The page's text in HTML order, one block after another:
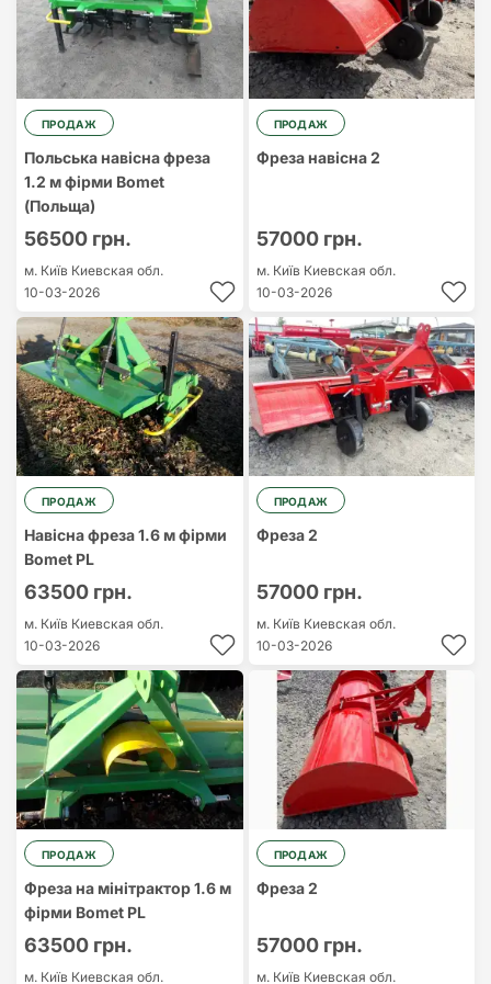
ПРОДАЖ
Польська навісна фреза
1.2 м фірми Bomet
(Польща)
56500 грн.
м. Київ Киевская обл.
10-03-2026
ПРОДАЖ
Фреза навісна 2
57000 грн.
м. Київ Киевская обл.
10-03-2026
ПРОДАЖ
Навісна фреза 1.6 м фірми
Bomet PL
63500 грн.
м. Київ Киевская обл.
10-03-2026
ПРОДАЖ
Фреза 2
57000 грн.
м. Київ Киевская обл.
10-03-2026
ПРОДАЖ
Фреза на мінітрактор 1.6 м
фірми Bomet PL
63500 грн.
м. Київ Киевская обл.
ПРОДАЖ
Фреза 2
57000 грн.
м. Київ Киевская обл.